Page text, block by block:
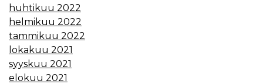
huhtikuu 2022
helmikuu 2022
tammikuu 2022
lokakuu 2021
syyskuu 2021
elokuu 2021